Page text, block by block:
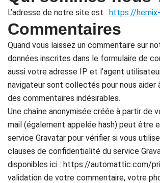
L’adresse de notre site est : https://
Commentaires
Quand vous laissez un commentaire sur
données inscrites dans le formulaire de
aussi votre adresse IP et l’agent
navigateur sont collectés pour nous aider
des commentaires indésirables.
Une chaîne anonymisée créée à partir de
mail (également appelée hash) peut être
service Gravatar pour vérifier si vous
clauses de confidentialité du service
disponibles ici : https://automattic.com/
validation de votre commentaire, votre